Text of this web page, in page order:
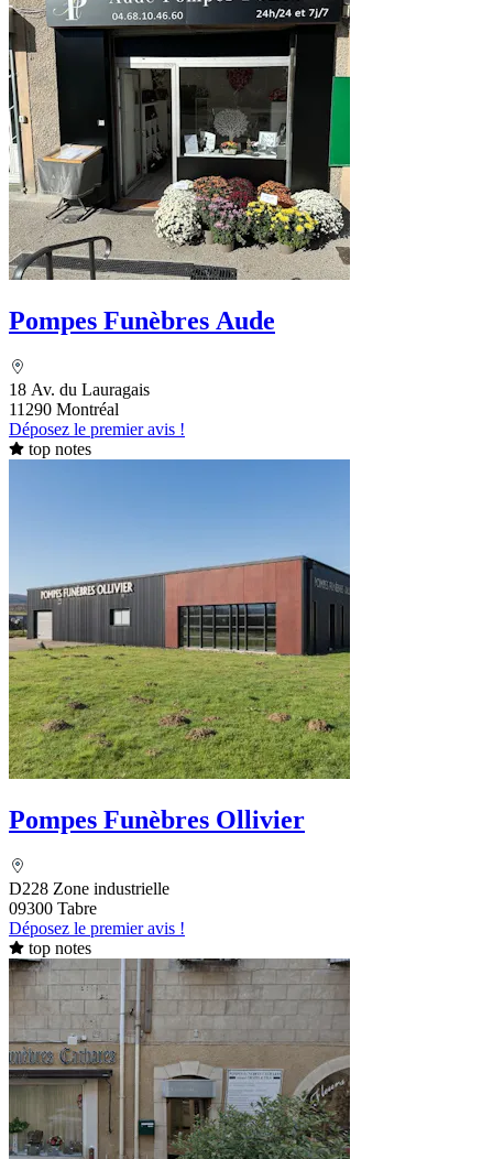
Pompes Funèbres Aude
18 Av. du Lauragais
11290 Montréal
Déposez le premier avis !
top notes
Pompes Funèbres Ollivier
D228 Zone industrielle
09300 Tabre
Déposez le premier avis !
top notes